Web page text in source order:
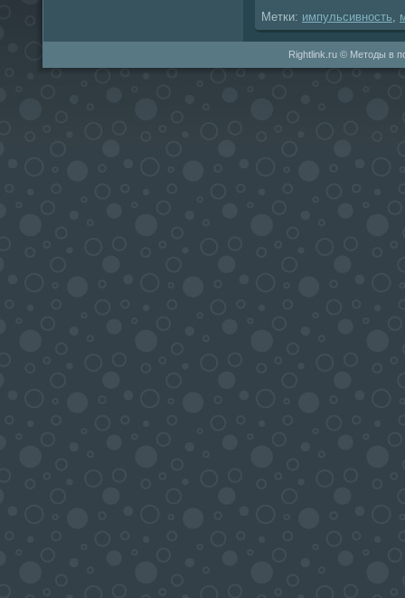
Метки: импульсивность
Rightlink.ru © Методы в